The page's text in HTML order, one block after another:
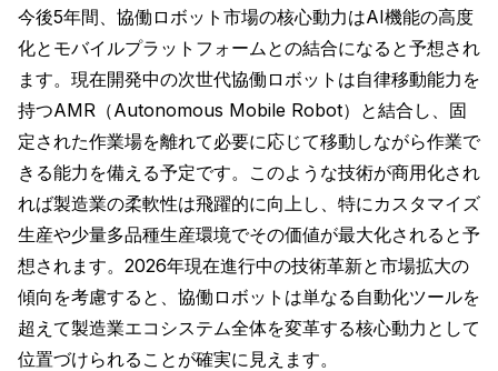
今後5年間、協働ロボット市場の核心動力はAI機能の高度
化とモバイルプラットフォームとの結合になると予想され
ます。現在開発中の次世代協働ロボットは自律移動能力を
持つAMR（Autonomous Mobile Robot）と結合し、固
定された作業場を離れて必要に応じて移動しながら作業で
きる能力を備える予定です。このような技術が商用化され
れば製造業の柔軟性は飛躍的に向上し、特にカスタマイズ
生産や少量多品種生産環境でその価値が最大化されると予
想されます。2026年現在進行中の技術革新と市場拡大の
傾向を考慮すると、協働ロボットは単なる自動化ツールを
超えて製造業エコシステム全体を変革する核心動力として
位置づけられることが確実に見えます。